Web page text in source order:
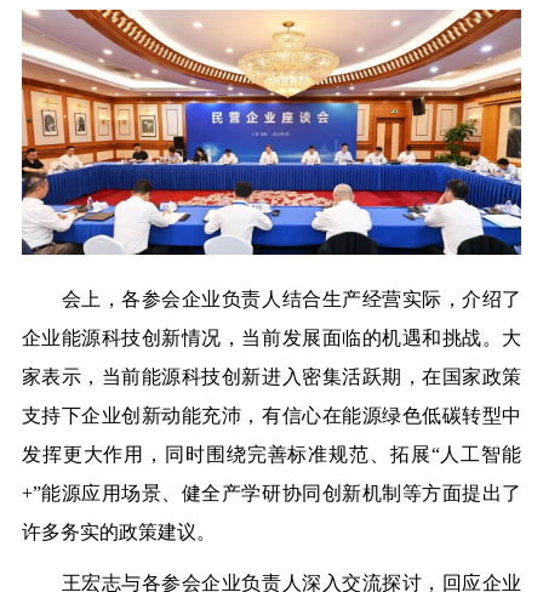
会上，各参会企业负责人结合生产经营实际，介绍了
企业能源科技创新情况，当前发展面临的机遇和挑战。大
家表示，当前能源科技创新进入密集活跃期，在国家政策
支持下企业创新动能充沛，有信心在能源绿色低碳转型中
发挥更大作用，同时围绕完善标准规范、拓展“人工智能
+”能源应用场景、健全产学研协同创新机制等方面提出了
许多务实的政策建议。
王宏志与各参会企业负责人深入交流探讨，回应企业